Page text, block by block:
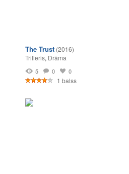
The Trust (2016)
Trilleris, Drāma
5 0 0
1 balss